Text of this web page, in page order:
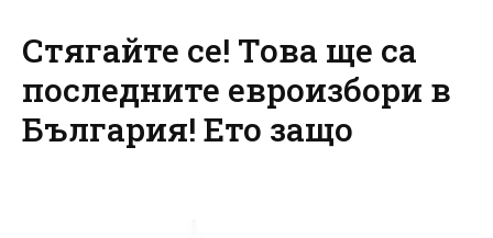
Стягайте се! Това ще са
последните евроизбори в
България! Ето защо